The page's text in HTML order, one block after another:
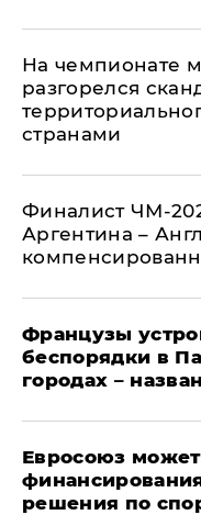
На чемпионате
разгорелся
странами
Финалист ЧМ-
Аргентина –
Французы
беспорядки в
городах –
Евросоюз
решения по